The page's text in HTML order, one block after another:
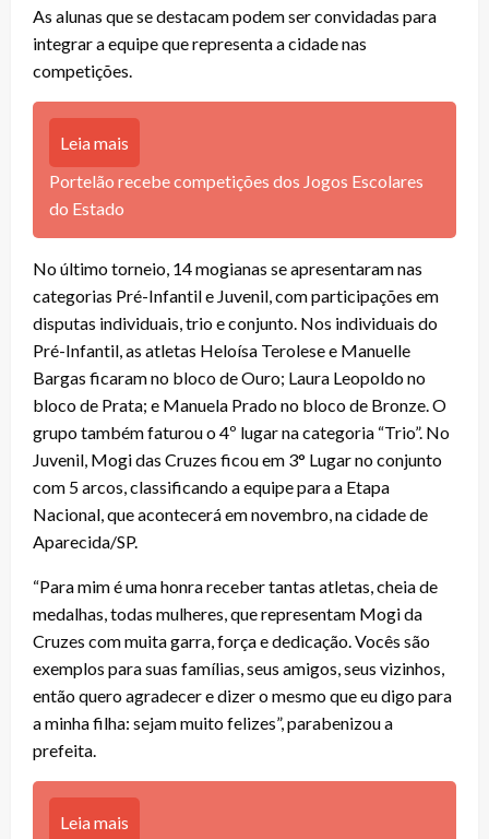
As alunas que se destacam podem ser convidadas para
integrar a equipe que representa a cidade nas
competições.
Leia mais
Portelão recebe competições dos Jogos Escolares
do Estado
No último torneio, 14 mogianas se apresentaram nas
categorias Pré-Infantil e Juvenil, com participações em
disputas individuais, trio e conjunto. Nos individuais do
Pré-Infantil, as atletas Heloísa Terolese e Manuelle
Bargas ficaram no bloco de Ouro; Laura Leopoldo no
bloco de Prata; e Manuela Prado no bloco de Bronze. O
grupo também faturou o 4º lugar na categoria “Trio”. No
Juvenil, Mogi das Cruzes ficou em 3° Lugar no conjunto
com 5 arcos, classificando a equipe para a Etapa
Nacional, que acontecerá em novembro, na cidade de
Aparecida/SP.
“Para mim é uma honra receber tantas atletas, cheia de
medalhas, todas mulheres, que representam Mogi da
Cruzes com muita garra, força e dedicação. Vocês são
exemplos para suas famílias, seus amigos, seus vizinhos,
então quero agradecer e dizer o mesmo que eu digo para
a minha filha: sejam muito felizes”, parabenizou a
prefeita.
Leia mais